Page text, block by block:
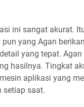
ini sangat akurat.
pun yang Agan
yang tepat.
hasilnya. Tingkat
aplikasi yang
setiap saat.